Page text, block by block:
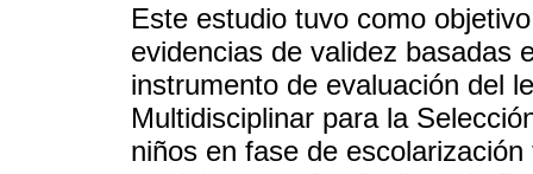
Este estudio tuvo como
evidencias de validez basadas
instrumento de evaluación del
Multidisciplinar para la
niños en fase de